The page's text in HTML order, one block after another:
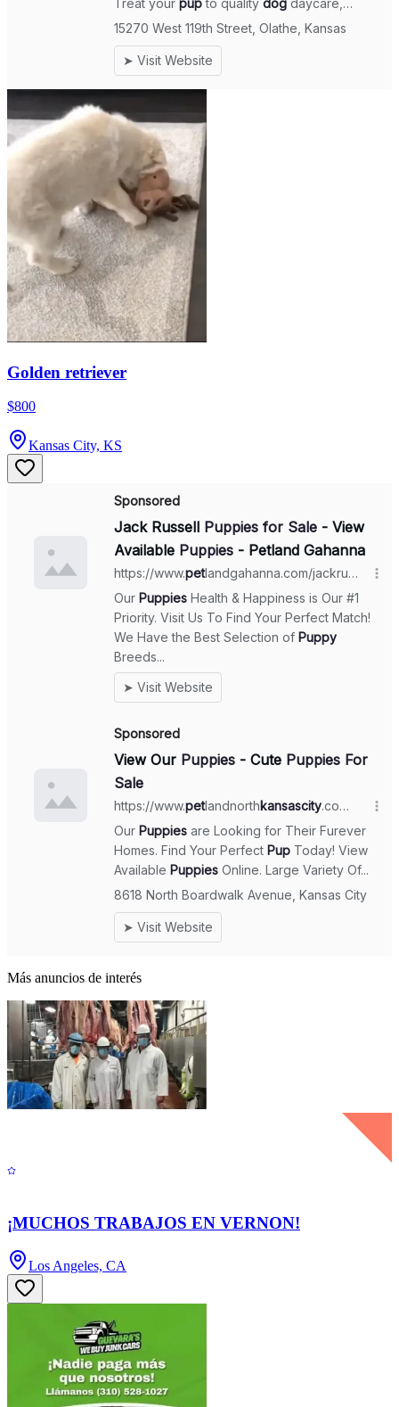
Golden retriever
$800
Kansas City, KS
Más anuncios de interés
¡MUCHOS TRABAJOS EN VERNON!
Los Angeles, CA